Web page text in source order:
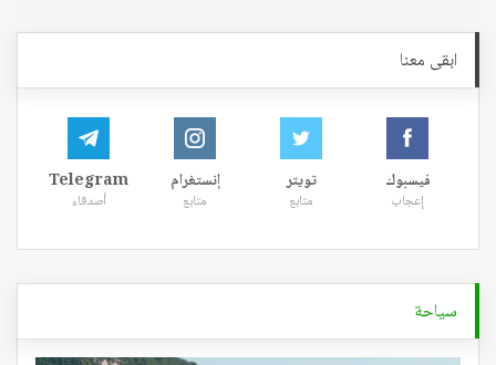
ابقى معنا
فيسبوك
إعجاب
تويتر
متابع
إنستغرام
متابع
Telegram
أصدقاء
سياحة